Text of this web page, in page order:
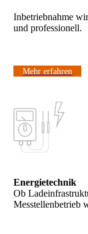
Inbetriebnahme
und professionell.
Mehr erfahren
Energietechnik
Ob
Messtellenbetrieb